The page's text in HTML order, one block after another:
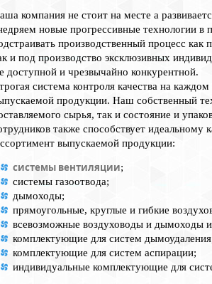
компания не стоит на месте а
новые прогрессивные технологии
производственный процесс
и под производство эксклюзивных
доступной и чрезвычайно конкурентной.
система контроля качества на
продукции. Наш собственный
сырья, так и состояние и
также способствует идеальному
выпускаемой продукции:
системы вентиляции;
системы газоотвода;
дымоходы;
прямоугольные, круглые и гибкие
всевозможные воздуховоды и дымоходы
комплектующие для систем
комплектующие для систем аспирации;
индивидуальные комплектующие для